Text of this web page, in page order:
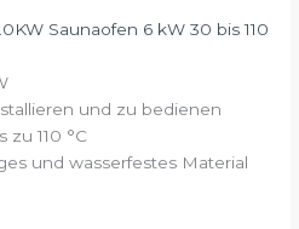
Saunaofen 6 kW 30 bis 110
und zu bedienen
zu 110 °C
und wasserfestes Material